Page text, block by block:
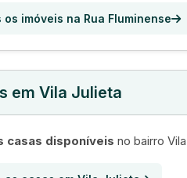
os imóveis na Rua Fluminense
em Vila Julieta
casas disponíveis no bairro